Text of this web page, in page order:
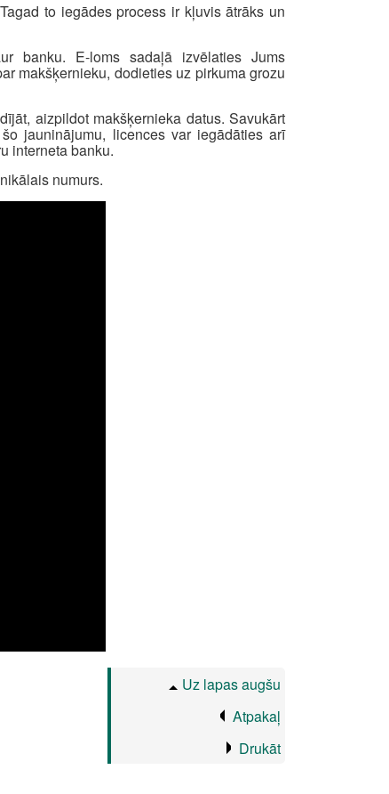
to iegādes process ir kļuvis ātrāks un
banku. E-loms sadaļā izvēlaties Jums
makšķernieku, dodieties uz pirkuma grozu
aizpildot makšķernieka datus. Savukārt
jauninājumu, licences var iegādāties arī
interneta banku.
numurs.
Uz lapas augšu
Atpakaļ
Drukāt